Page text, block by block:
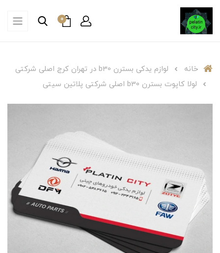
0
خانه
لوازم یدکی بسترن b30 در تهران کرج اصلی شرکتی
لولا کاپوت بسترن b30 اصلی شرکتی پلاتین سیتی